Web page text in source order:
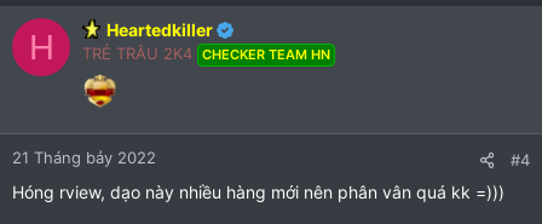
H Heartedkiller
TRẺ TRÂU 2K4 CHECKER TEAM HN
21 Tháng bảy 2022 #4
Hóng rview, dạo này nhiều hàng mới nên phân vân quá kk =)))